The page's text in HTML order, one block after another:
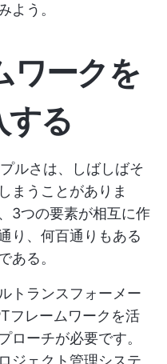
よう。
ワークを
する
ルさは、しばしばそ
まうことがありま
3つの要素が相互に作
り、何百通りもある
ある。
トランスフォーメー
フレームワークを活
ローチが必要です。
ジェクト管理システ